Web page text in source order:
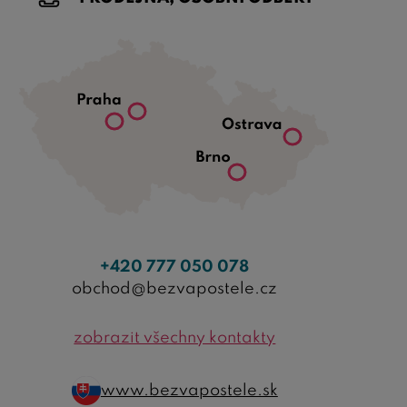
+420 777 050 078
obchod@bezvapostele.cz
zobrazit všechny kontakty
www.bezvapostele.sk